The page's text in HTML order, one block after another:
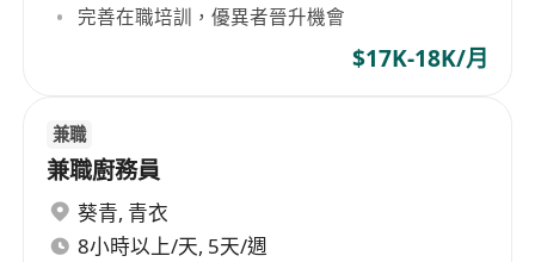
完善在職培訓，優異者晉升機會
$17K-18K/月
兼職
兼職廚務員
葵青, 青衣
8小時以上/天, 5天/週